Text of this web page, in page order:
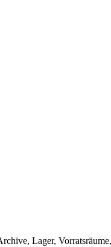
Lager,